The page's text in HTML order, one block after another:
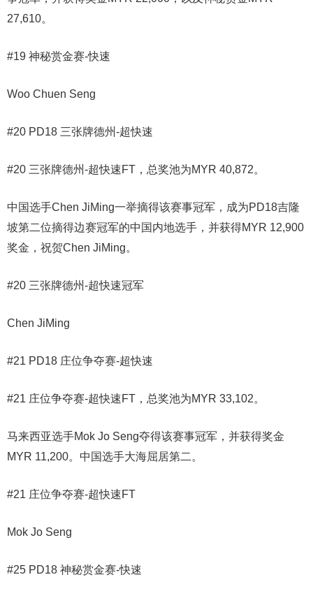
27,610。
#19 神秘赏金赛-快速
Woo Chuen Seng
#20 PD18 三张牌德州-超快速
#20 三张牌德州-超快速FT，总奖池为MYR 40,872。
中国选手Chen JiMing一举摘得该赛事冠军，成为PD18吉隆
坡第二位摘得边赛冠军的中国内地选手，并获得MYR 12,900
奖金，祝贺Chen JiMing。
#20 三张牌德州-超快速冠军
Chen JiMing
#21 PD18 庄位争夺赛-超快速
#21 庄位争夺赛-超快速FT，总奖池为MYR 33,102。
马来西亚选手Mok Jo Seng夺得该赛事冠军，并获得奖金
MYR 11,200。中国选手大海屈居第二。
#21 庄位争夺赛-超快速FT
Mok Jo Seng
#25 PD18 神秘赏金赛-快速